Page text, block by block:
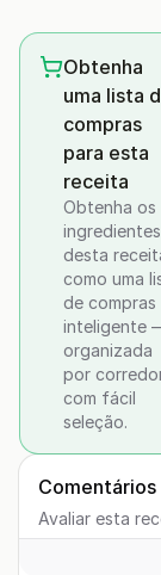
Obtenha
uma lista
compras
para esta
receita
Obtenha os
ingredientes
desta
como uma
de compras
inteligente
organizada
por
com fácil
seleção.
Comentários
Avaliar esta